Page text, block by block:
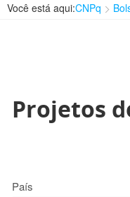
Você está aqui:CNPq
Projetos
País